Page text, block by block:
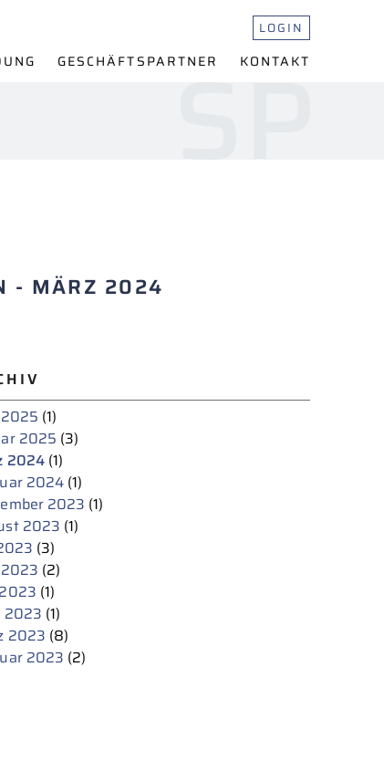
LOGIN
GESCHÄFTSPARTNER KONTAKT
- MÄRZ 2024
(1)
2025 (3)
2024(1)
2024 (1)
2023 (1)
2023 (1)
(3)
(2)
(1)
2023 (1)
2023 (8)
2023 (2)